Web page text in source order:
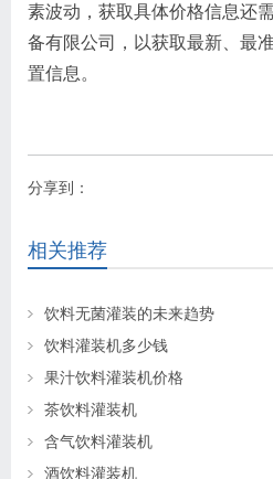
素波动，获取具体价格信息还
备有限公司，以获取最新、最
置信息。
分享到：
相关推荐
饮料无菌灌装的未来趋势
饮料灌装机多少钱
果汁饮料灌装机价格
茶饮料灌装机
含气饮料灌装机
酒饮料灌装机